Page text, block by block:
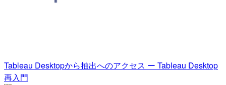
Tableau Desktopから抽出へのアクセス ー Tableau Desktop
再入門